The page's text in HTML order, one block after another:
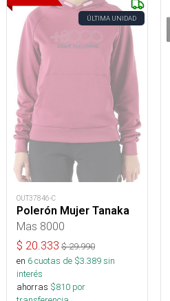
ÚLTIMA UNIDAD
OUT37846-C
Polerón Mujer Tanaka
Mas 8000
$ 20.333 $29.990
en 6cuotas de $3.389sin
interés
ahorras $810 por